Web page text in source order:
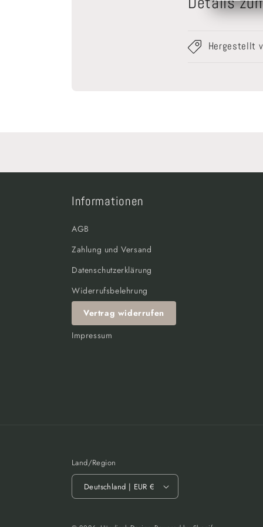
Hergestellt
Informationen
AGB
Zahlung und Versand
Datenschutzerklärung
Widerrufsbelehrung
Vertrag widerrufen
Impressum
Land/Region
Deutschland | EUR €